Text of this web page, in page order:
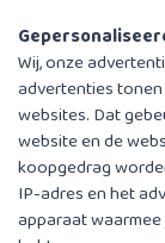
Wij, onze
advertenties
websites. Dat
website en de
koopgedrag
IP-adres en het
apparaat